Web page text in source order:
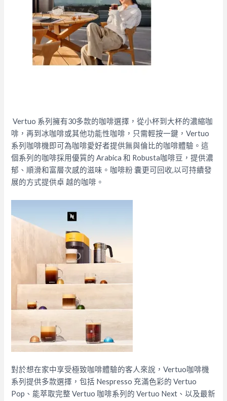
Vertuo 系列擁有30多款的咖啡選擇，從小杯到大杯的濃縮咖
啡，再到冰咖啡或其他功能性咖啡，只需輕按一鍵，Vertuo
系列咖啡機即可為咖啡愛好者提供無與倫比的咖啡體驗。這
個系列的咖啡採用優質的 Arabica 和 Robusta咖啡豆，提供濃
郁、順滑和富層次感的滋味。咖啡粉 囊更可回收,以可持續發
展的方式提供卓 越的咖啡。
對於想在家中享受極致咖啡體驗的客人來說，Vertuo咖啡機
系列提供多款選擇，包括 Nespresso 充滿色彩的 Vertuo
Pop、能萃取完整 Vertuo 咖啡系列的 Vertuo Next、以及最新